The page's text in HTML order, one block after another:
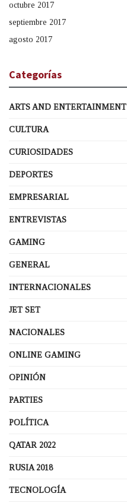
octubre 2017
septiembre 2017
agosto 2017
Categorías
ARTS AND ENTERTAINMENT
CULTURA
CURIOSIDADES
DEPORTES
EMPRESARIAL
ENTREVISTAS
GAMING
GENERAL
INTERNACIONALES
JET SET
NACIONALES
ONLINE GAMING
OPINIÓN
PARTIES
POLÍTICA
QATAR 2022
RUSIA 2018
TECNOLOGÍA